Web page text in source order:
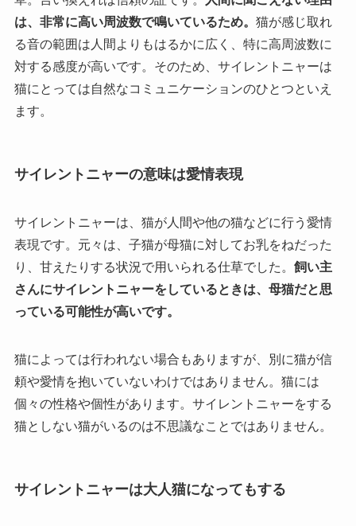
は、非常に高い周波数で鳴いているため。 猫が感じ取れ
る音の範囲は人間よりもはるかに広く、特に高周波数に
対する感度が高いです。そのため、サイレントニャーは
猫にとっては自然なコミュニケーションのひとつといえ
ます。
サイレントニャーの意味は愛情表現
サイレントニャーは、猫が人間や他の猫などに行う愛情
表現です。元々は、子猫が母猫に対してお乳をねだった
り、甘えたりする状況で用いられる仕草でした。 飼い主
さんにサイレントニャーをしているときは、母猫だと思
っている可能性が高いです。
猫によっては行われない場合もありますが、別に猫が信
頼や愛情を抱いていないわけではありません。猫には
個々の性格や個性があります。サイレントニャーをする
猫としない猫がいるのは不思議なことではありません。
サイレントニャーは大人猫になってもする